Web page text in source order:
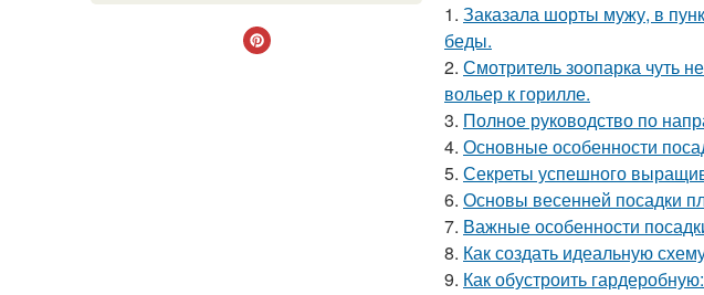
1. Заказала шорты мужу, в
беды.
2. Смотритель зоопарка чуть
вольер к горилле.
3. Полное руководство по
4. Основные особенности
5. Секреты успешного
6. Основы весенней посадки
7. Важные особенности
8. Как создать идеальную
9. Как обустроить